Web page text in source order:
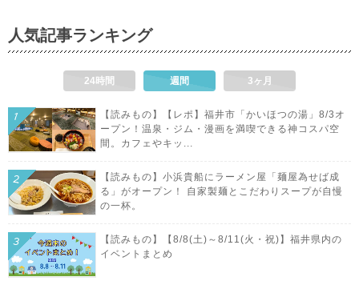
人気記事ランキング
24時間 週間 3ヶ月
【読みもの】【レポ】福井市「かいほつの湯」8/3オ
ープン！温泉・ジム・漫画を満喫できる神コスパ空
間。カフェやキッ...
【読みもの】小浜貴船にラーメン屋「麺屋為せば成
る」がオープン！ 自家製麺とこだわりスープが自慢
の一杯。
【読みもの】【8/8(土)～8/11(火・祝)】福井県内の
イベントまとめ